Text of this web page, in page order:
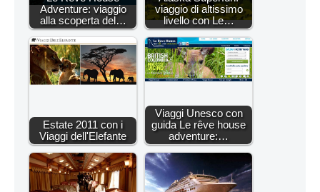
Adventure: viaggio
alla scoperta del…
viaggio di altissimo
livello con Le…
Estate 2011 con i
Viaggi dell'Elefante
Viaggi Unesco con
guida Le rêve house
adventure:…